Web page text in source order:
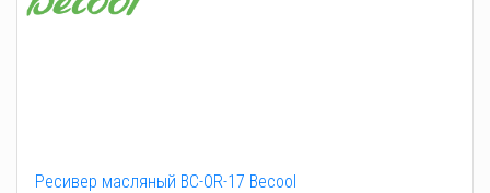
Ресивер масляный BC-OR-17 Becool